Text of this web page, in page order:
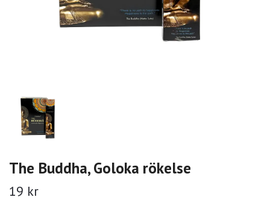
The Buddha, Goloka rökelse
19 kr